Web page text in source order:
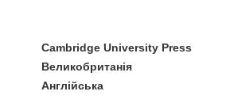
Cambridge University Press
Великобританія
Англійська